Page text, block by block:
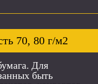
70, 80 г/м2
Для
быть